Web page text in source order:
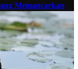
Memancarkan
Persaingan